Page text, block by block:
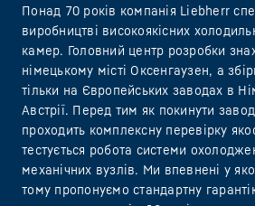
Понад 70 років компанія Liebherr
виробництві високоякісних
камер. Головний центр розробки
німецькому місті Оксенгаузен, а
тільки на Європейських заводах в
Австрії. Перед тим як покинути
проходить комплексну перевірку
тестується робота системи
механічних вузлів. Ми впевнені у
тому пропонуємо стандартну